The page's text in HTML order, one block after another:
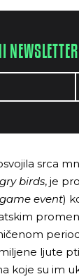
NEWSLETTER
srca
birds, je
event)
ljute
koje su im